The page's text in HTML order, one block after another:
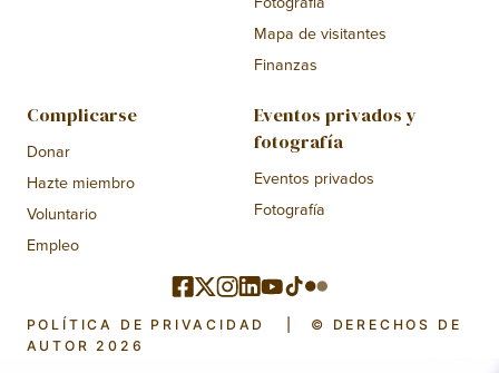
Mapa de visitantes
Finanzas
Complicarse
Donar
Hazte miembro
Voluntario
Empleo
Eventos privados y
fotografía
Eventos privados
Fotografía
POLÍTICA DE PRIVACIDAD
© DERECHOS DE
AUTOR 2026